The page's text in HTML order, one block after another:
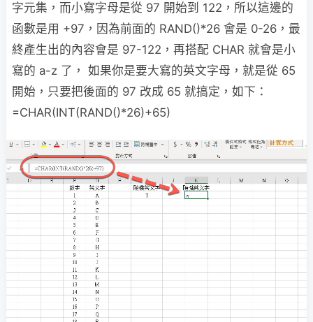
字元集，而小寫字母是從 97 開始到 122，所以這邊的
函數是用 +97，因為前面的 RAND()*26 會是 0-26，最
終產生出的內容會是 97-122，再搭配 CHAR 就會是小
寫的 a-z 了， 如果你是要大寫的英文字母，就是從 65
開始，只要把後面的 97 改成 65 就搞定，如下：
=CHAR(INT(RAND()*26)+65)